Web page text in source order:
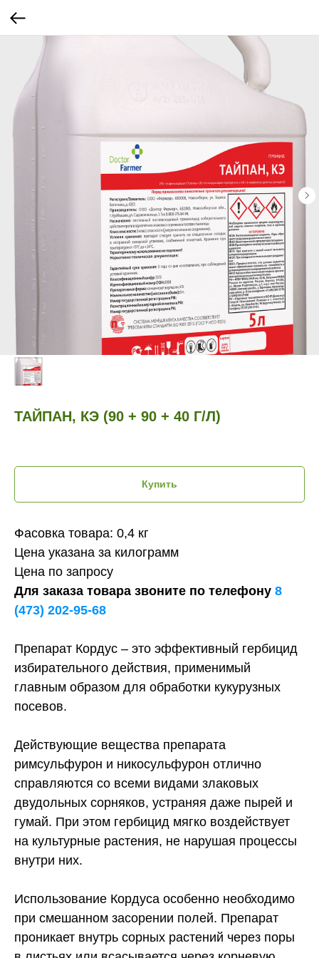
ТАЙПАН, КЭ (90 + 90 + 40 Г/Л)
Купить
Фасовка товара: 0,4 кг
Цена указана за килограмм
Цена по запросу
Для заказа товара звоните по телефону 8
(473) 202-95-68
Препарат Кордус – это эффективный гербицид
избирательного действия, применимый
главным образом для обработки кукурузных
посевов.
Действующие вещества препарата
римсульфурон и никосульфурон отлично
справляются со всеми видами злаковых
двудольных сорняков, устраняя даже пырей и
гумай. При этом гербицид мягко воздействует
на культурные растения, не нарушая процессы
внутри них.
Использование Кордуса особенно необходимо
при смешанном засорении полей. Препарат
проникает внутрь сорных растений через поры